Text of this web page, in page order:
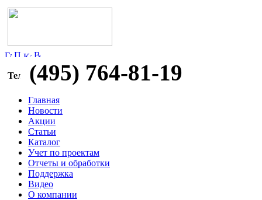
(495) 764-81-19
Главная
Новости
Акции
Статьи
Каталог
Учет по проектам
Отчеты и обработки
Поддержка
Видео
О компании